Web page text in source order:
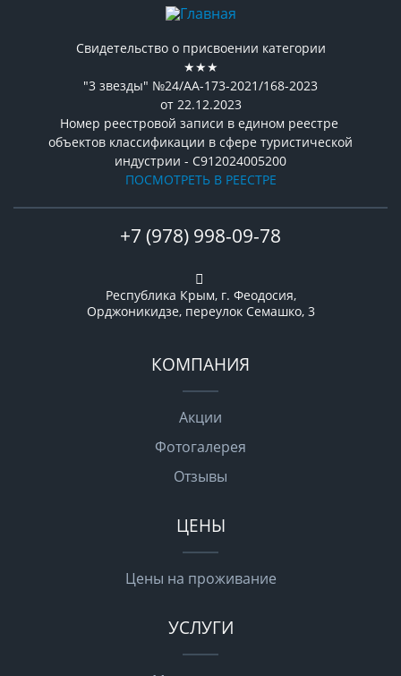
Свидетельство о присвоении категории
★★★
"3 звезды" №24/АА-173-2021/168-2023
от 22.12.2023
Номер реестровой записи в едином реестре
объектов классификации в сфере туристической
индустрии - С912024005200
ПОСМОТРЕТЬ В РЕЕСТРЕ
+7 (978) 998-09-78
Республика Крым, г. Феодосия,
Орджоникидзе, переулок Семашко, 3
КОМПАНИЯ
Акции
Фотогалерея
Отзывы
ЦЕНЫ
Цены на проживание
УСЛУГИ